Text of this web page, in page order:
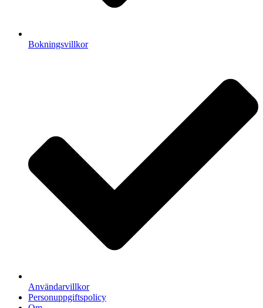
Bokningsvillkor
Användarvillkor
Personuppgiftspolicy